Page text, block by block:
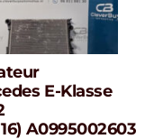
E-
W212
E-Klasse
A0995002603